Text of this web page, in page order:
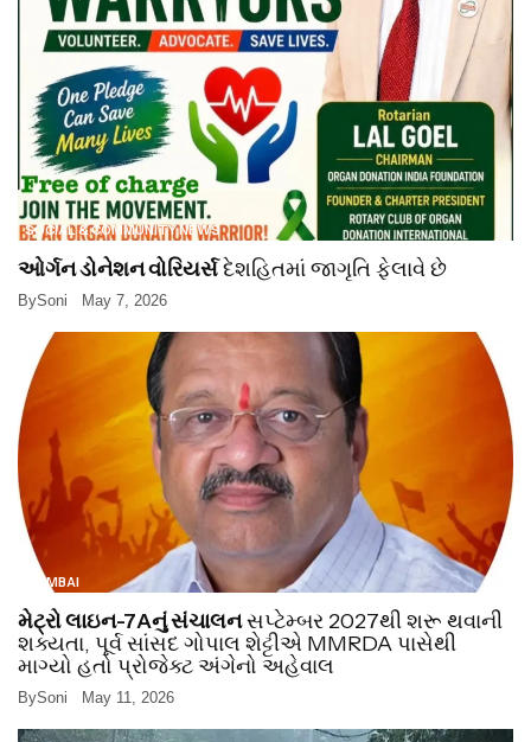
SOCIAL & COMMUNITY NEWS
ઓર્ગન ડોનેશન વોરિયર્સદેશહિતમાં જાગૃતિ ફેલાવે છે
BySoni May 7, 2026
MUMBAI
મેટ્રો લાઇન-7Aનું સંચાલનસપ્ટેમ્બર 2027થી શરૂ થવાની
શક્યતા, પૂર્વ સાંસદ ગોપાલ શેટ્ટીએ MMRDA પાસેથી
માગ્યો હતો પ્રોજેક્ટ અંગેનો અહેવાલ
BySoni May 11, 2026